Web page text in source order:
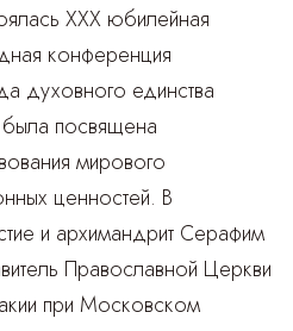
XXX юбилейная
конференция
духовного единства
посвящена
мирового
ценностей. В
и архимандрит Серафим
Православной Церкви
при Московском